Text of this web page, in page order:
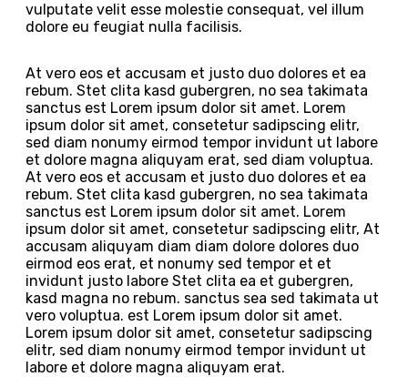
vulputate velit esse molestie consequat, vel illum
dolore eu feugiat nulla facilisis.
At vero eos et accusam et justo duo dolores et ea
rebum. Stet clita kasd gubergren, no sea takimata
sanctus est Lorem ipsum dolor sit amet. Lorem
ipsum dolor sit amet, consetetur sadipscing elitr,
sed diam nonumy eirmod tempor invidunt ut labore
et dolore magna aliquyam erat, sed diam voluptua.
At vero eos et accusam et justo duo dolores et ea
rebum. Stet clita kasd gubergren, no sea takimata
sanctus est Lorem ipsum dolor sit amet. Lorem
ipsum dolor sit amet, consetetur sadipscing elitr, At
accusam aliquyam diam diam dolore dolores duo
eirmod eos erat, et nonumy sed tempor et et
invidunt justo labore Stet clita ea et gubergren,
kasd magna no rebum. sanctus sea sed takimata ut
vero voluptua. est Lorem ipsum dolor sit amet.
Lorem ipsum dolor sit amet, consetetur sadipscing
elitr, sed diam nonumy eirmod tempor invidunt ut
labore et dolore magna aliquyam erat.